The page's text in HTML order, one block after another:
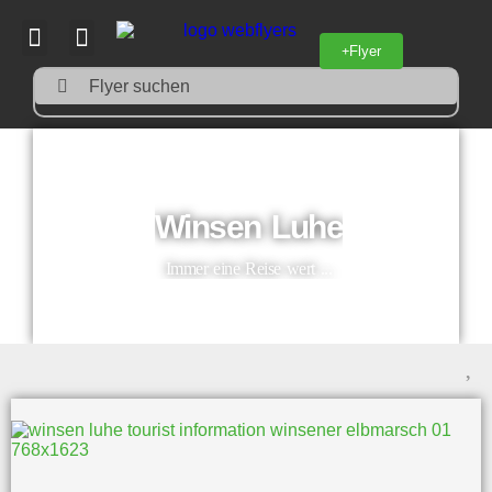
Flyer
Flyer suchen
Winsen Luhe
Immer eine Reise wert ...